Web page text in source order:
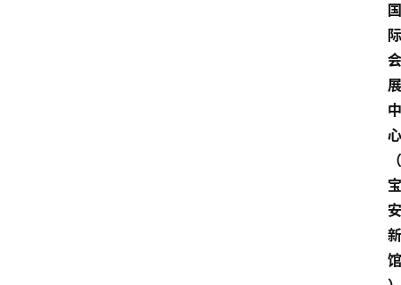
国
际
会
展
中
心
（
宝
安
新
馆